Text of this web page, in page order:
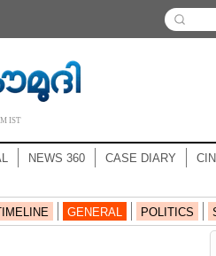
IST
NEWS 360 CASE DIARY
GENERAL POLITICS